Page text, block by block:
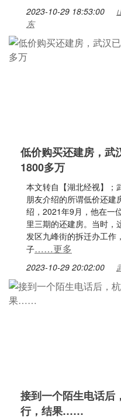
2023-10-29 18:53:00
东
低价购买还建房，武
1800多万
本文转自【湖北经视】；
朋友介绍的所谓低价还建
绍，2021年9月，他在一
里三期的还建房。当时，
发区九峰街的拆迁办工作
子……更多
2023-10-29 20:02:00
接到一个陌生电话后
行，结果……